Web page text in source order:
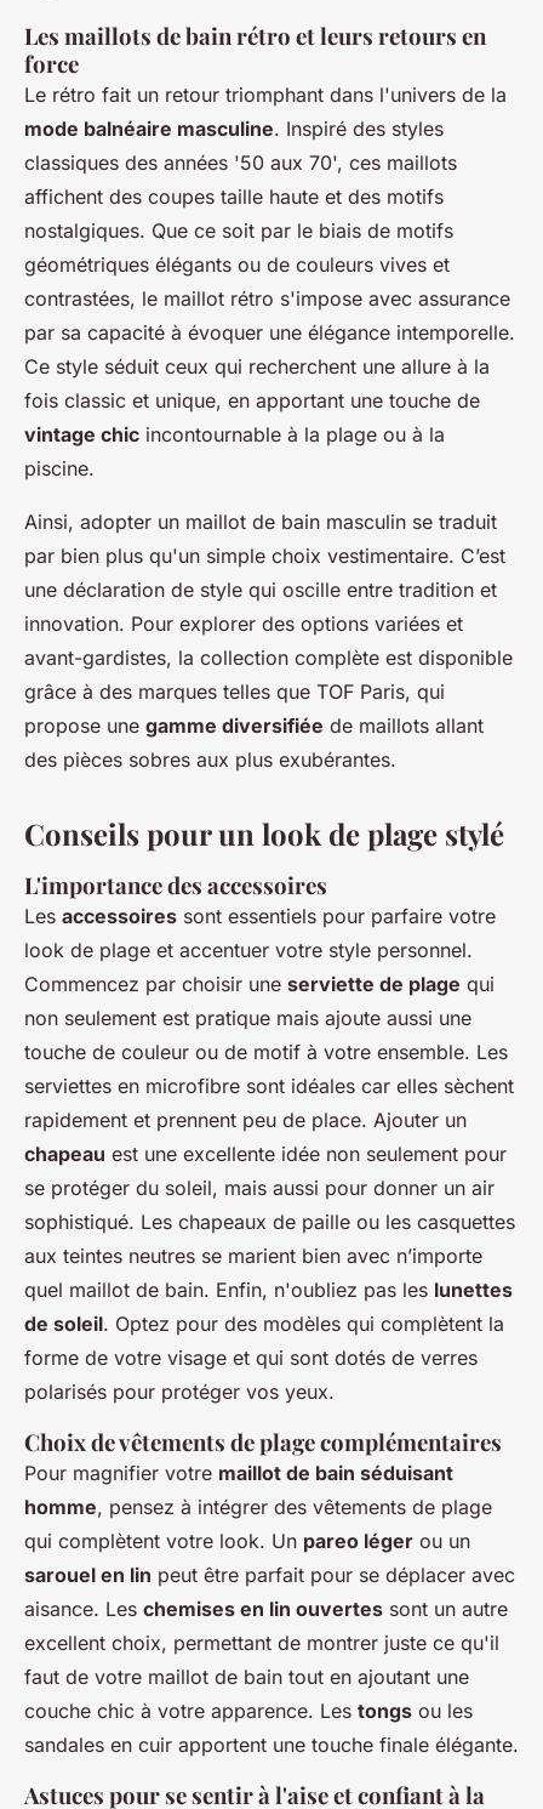
Les maillots de bain rétro et leurs retours en
force
Le rétro fait un retour triomphant dans l'univers de la
mode balnéaire masculine. Inspiré des styles
classiques des années '50 aux 70', ces maillots
affichent des coupes taille haute et des motifs
nostalgiques. Que ce soit par le biais de motifs
géométriques élégants ou de couleurs vives et
contrastées, le maillot rétro s'impose avec assurance
par sa capacité à évoquer une élégance intemporelle.
Ce style séduit ceux qui recherchent une allure à la
fois classic et unique, en apportant une touche de
vintage chic incontournable à la plage ou à la
piscine.
Ainsi, adopter un maillot de bain masculin se traduit
par bien plus qu'un simple choix vestimentaire. C’est
une déclaration de style qui oscille entre tradition et
innovation. Pour explorer des options variées et
avant-gardistes, la collection complète est disponible
grâce à des marques telles que TOF Paris, qui
propose une gamme diversifiée de maillots allant
des pièces sobres aux plus exubérantes.
Conseils pour un look de plage stylé
L'importance des accessoires
Les accessoires sont essentiels pour parfaire votre
look de plage et accentuer votre style personnel.
Commencez par choisir une serviette de plage qui
non seulement est pratique mais ajoute aussi une
touche de couleur ou de motif à votre ensemble. Les
serviettes en microfibre sont idéales car elles sèchent
rapidement et prennent peu de place. Ajouter un
chapeau est une excellente idée non seulement pour
se protéger du soleil, mais aussi pour donner un air
sophistiqué. Les chapeaux de paille ou les casquettes
aux teintes neutres se marient bien avec n’importe
quel maillot de bain. Enfin, n'oubliez pas les lunettes
de soleil. Optez pour des modèles qui complètent la
forme de votre visage et qui sont dotés de verres
polarisés pour protéger vos yeux.
Choix de vêtements de plage complémentaires
Pour magnifier votre maillot de bain séduisant
homme, pensez à intégrer des vêtements de plage
qui complètent votre look. Un pareo léger ou un
sarouel en lin peut être parfait pour se déplacer avec
aisance. Les chemises en lin ouvertes sont un autre
excellent choix, permettant de montrer juste ce qu'il
faut de votre maillot de bain tout en ajoutant une
couche chic à votre apparence. Les tongs ou les
sandales en cuir apportent une touche finale élégante.
Astuces pour se sentir à l'aise et confiant à la